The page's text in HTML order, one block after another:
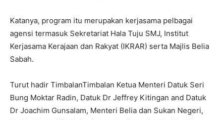
Katanya, program itu merupakan kerjasama pelbagai
agensi termasuk Sekretariat Hala Tuju SMJ, Institut
Kerjasama Kerajaan dan Rakyat (IKRAR) serta Majlis Belia
Sabah.
Turut hadir TimbalanTimbalan Ketua Menteri Datuk Seri
Bung Moktar Radin, Datuk Dr Jeffrey Kitingan and Datuk
Dr Joachim Gunsalam, Menteri Belia dan Sukan Negeri,